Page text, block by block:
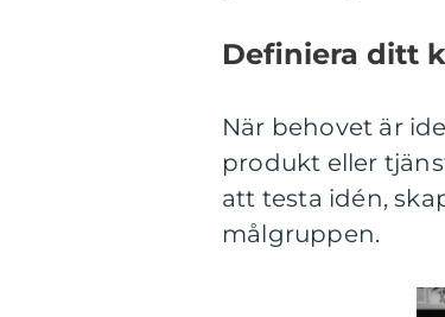
Definiera ditt
När behovet är
produkt eller
att testa idén,
målgruppen.